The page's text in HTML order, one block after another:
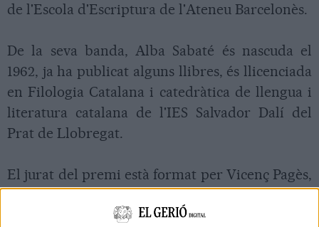
de l'Escola d'Escriptura de l'Ateneu Barcelonès.
De la seva banda, Alba Sabaté és nascuda el
1962, ja ha publicat alguns llibres, és llicenciada
en Filologia Catalana i catedràtica de llengua i
literatura catalana de l'IES Salvador Dalí del
Prat de Llobregat.
El jurat del premi està format per Vicenç Pagès,
Mita Casacuberta, Josep Maria Fonalleras,
Imma Merino, Eva Vázquez i Guillem Terribas -